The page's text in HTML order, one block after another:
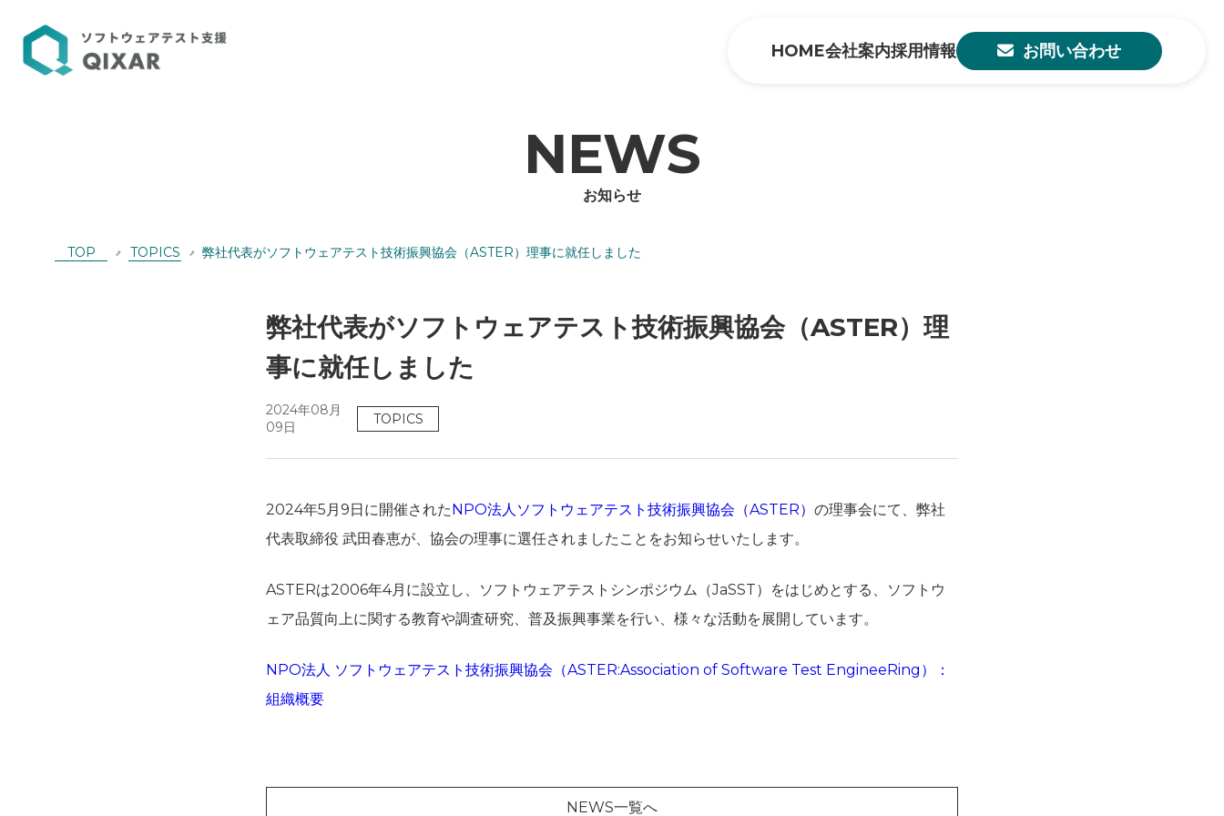
HOME会社案内採用情報 お問い合わせ
NEWS
お知らせ
TOP TOPICS 弊社代表がソフトウェアテスト技術振興協会（ASTER）理事に就任しました
弊社代表がソフトウェアテスト技術振興協会（ASTER）理
事に就任しました
2024年08月
09日
TOPICS
2024年5月9日に開催されたNPO法人ソフトウェアテスト技術振興協会（ASTER） の理事会にて、弊社
代表取締役 武田春恵が、協会の理事に選任されましたことをお知らせいたします。
ASTERは2006年4月に設立し、ソフトウェアテストシンポジウム（JaSST）をはじめとする、ソフトウ
ェア品質向上に関する教育や調査研究、普及振興事業を行い、様々な活動を展開しています。
NPO法人 ソフトウェアテスト技術振興協会（ASTER:Association of Software Test EngineeRing）：
組織概要
NEWS一覧へ